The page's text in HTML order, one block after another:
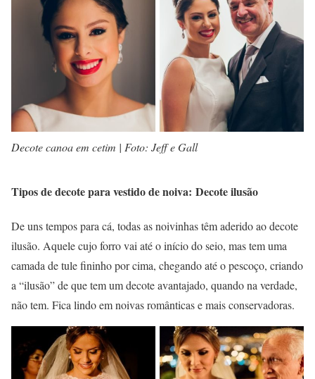
Decote canoa em cetim | Foto: Jeff e Gall
Tipos de decote para vestido de noiva: Decote ilusão
De uns tempos para cá, todas as noivinhas têm aderido ao decote
ilusão. Aquele cujo forro vai até o início do seio, mas tem uma
camada de tule fininho por cima, chegando até o pescoço, criando
a “ilusão” de que tem um decote avantajado, quando na verdade,
não tem. Fica lindo em noivas românticas e mais conservadoras.